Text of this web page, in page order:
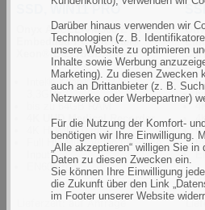
Darüber hinaus verwenden wir
Technologien (z. B.
unsere Website zu optimieren
Inhalte sowie Werbung
Marketing). Zu diesen Zwecken
auch an Drittanbieter (z. B.
Netzwerke oder Werbepartner)
Für die Nutzung der Komfort-
benötigen wir Ihre Einwilligung.
„Alle akzeptieren“ willigen Sie
Daten zu diesen Zwecken ein.
Sie können Ihre Einwilligung
die Zukunft über den Link
im Footer unserer Website
SSD, WIN11 PRO
Onyx ACCEL-VM500 E KI
Embedded PC mit Intel®
Xeon® E-2278GE.
Intel® Xeon® E-2278GE
3,3GHz
bis zu 64GB RAM
4K UHD Medical Recorder
4K HDMI 2.0 Input
Full HD Multi-Video Interface
EN60601-1
Lieferzeit: auf Anfrage